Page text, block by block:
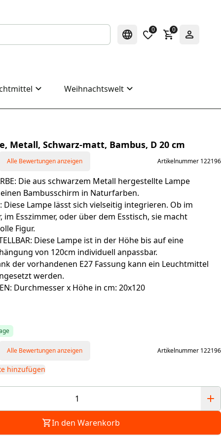
0 0
Weihnachtswelt
Metall, Schwarz-matt, Bambus, D 20 cm
Alle Bewertungen anzeigen Artikelnummer 122196
Die aus schwarzem Metall hergestellte Lampe
Bambusschirm in Naturfarben.
Diese Lampe lässt sich vielseitig integrieren. Ob im
im Esszimmer, oder über dem Esstisch, sie macht
Figur.
Diese Lampe ist in der Höhe bis auf eine
von 120cm individuell anpassbar.
der vorhandenen E27 Fassung kann ein Leuchtmittel
werden.
Durchmesser x Höhe in cm: 20x120
Alle Bewertungen anzeigen Artikelnummer 122196
hinzufügen
In den Warenkorb